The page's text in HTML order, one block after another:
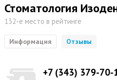
Стоматология
132-е место в рейтинге
Информация Отзывы
+7 (343) 379-70-